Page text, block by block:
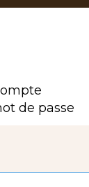
de passe